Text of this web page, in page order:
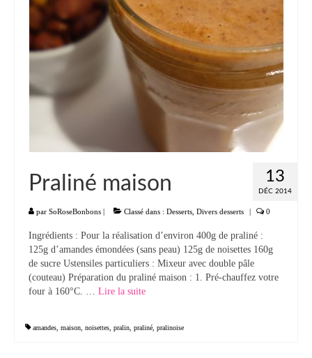
Aumônières Feuilletés Samoussas
Blinis Cakes
Salades Verrines
Tartinades Tartines
Divers entrées
Plats
Légumes
Pâtes Riz Polenta
Poissons
Tartes Pizzas Croq’
Viandes
Desserts
13
DÉC 2014
Praliné maison
par SoRoseBonbons | Classé dans : Desserts Divers desserts | 0
Ingrédients : Pour la réalisation d’environ 400g de praliné :
125g d’amandes émondées (sans peau) 125g de noisettes 160g
de sucre Ustensiles particuliers : Mixeur avec double pâle
(couteau) Préparation du praliné maison : 1. Pré-chauffez votre
four à 160°C. … Lire la suite­­
amandes maison noisettes pralin praliné pralinoise